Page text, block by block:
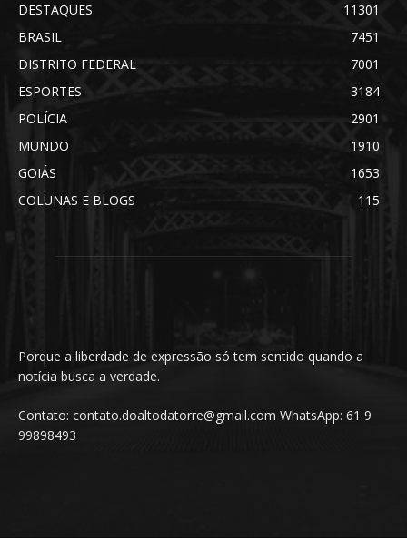
DESTAQUES
11301
BRASIL
7451
DISTRITO FEDERAL
7001
ESPORTES
3184
POLÍCIA
2901
MUNDO
1910
GOIÁS
1653
COLUNAS E BLOGS
115
Porque a liberdade de expressão só tem sentido quando a
notícia busca a verdade.
Contato: contato.doaltodatorre@gmail.com WhatsApp: 61 9
99898493